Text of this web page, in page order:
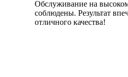
Обслуживание на
соблюдены. Результат
отличного качества!